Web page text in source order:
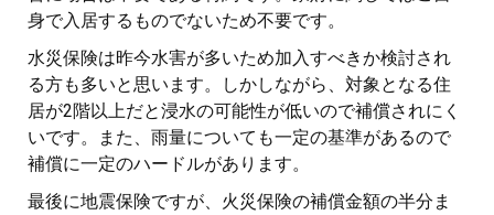
身で入居するものでないため不要です。
水災保険は昨今水害が多いため加入すべきか検討され
る方も多いと思います。しかしながら、対象となる住
居が2階以上だと浸水の可能性が低いので補償されにく
いです。また、雨量についても一定の基準があるので
補償に一定のハードルがあります。
最後に地震保険ですが、火災保険の補償金額の半分ま